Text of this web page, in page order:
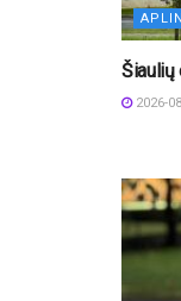
Šiaulių
2026-